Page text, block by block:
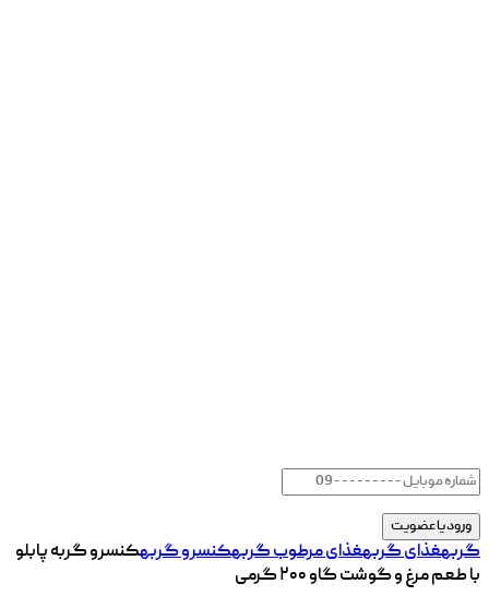
گربهغذای گربهغذای مرطوب گربهکنسرو گربهکنسرو گربه پابلو
با طعم مرغ و گوشت گاو ۲۰۰ گرمی